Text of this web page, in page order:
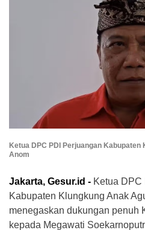
Ketua DPC PDI Perjuangan
Anom
Jakarta, Gesur.id - Ketua DPC
Kabupaten Klungkung Anak
menegaskan dukungan penuh
kepada Megawati